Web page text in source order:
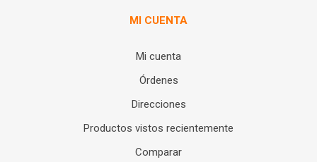
MI CUENTA
Mi cuenta
Órdenes
Direcciones
Productos vistos recientemente
Comparar